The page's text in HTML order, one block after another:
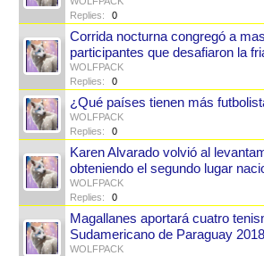
Replies:
0
Corrida nocturna congregó a
participantes que desafiaron la
WOLFPACK
Replies:
0
¿Qué países tienen más
WOLFPACK
Replies:
0
Karen Alvarado volvió al
obteniendo el segundo lugar
WOLFPACK
Replies:
0
Magallanes aportará cuatro
Sudamericano de Paraguay 2018
WOLFPACK